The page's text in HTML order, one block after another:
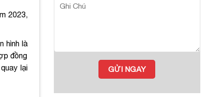
2023,
hình là
đồng
lại